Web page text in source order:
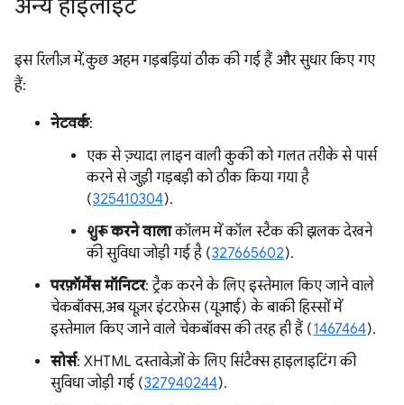
अन्य हाइलाइट
इस रिलीज़ में, कुछ अहम गड़बड़ियां ठीक की गई हैं और सुधार किए गए
हैं:
नेटवर्क:
एक से ज़्यादा लाइन वाली कुकी को गलत तरीके से पार्स
करने से जुड़ी गड़बड़ी को ठीक किया गया है
(325410304).
शुरू करने वालाकॉलम में कॉल स्टैक की झलक देखने
की सुविधा जोड़ी गई है (327665602).
परफ़ॉर्मेंस मॉनिटर: ट्रैक करने के लिए इस्तेमाल किए जाने वाले
चेकबॉक्स, अब यूज़र इंटरफ़ेस (यूआई) के बाकी हिस्सों में
इस्तेमाल किए जाने वाले चेकबॉक्स की तरह ही हैं (1467464).
सोर्स: XHTML दस्तावेज़ों के लिए सिंटैक्स हाइलाइटिंग की
सुविधा जोड़ी गई (327940244).